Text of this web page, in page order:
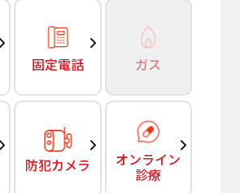
固定電話 ガス
防犯カメラ オンライン
診療